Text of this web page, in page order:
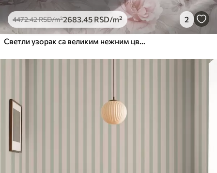
4472.42RSD/m²2683.45 RSD/m² 2
Светли узорак са великим нежним цвећем